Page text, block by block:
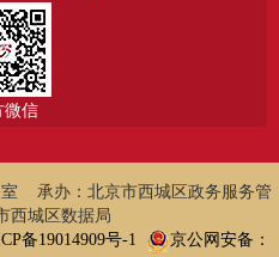
微信
承办：北京市西城区政务服务管
西城区数据局
备19014909号-1
京公网安备：